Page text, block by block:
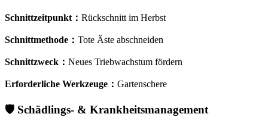
Schnittzeitpunkt ： Rückschnitt im Herbst
Schnittmethode ： Tote Äste abschneiden
Schnittzweck ： Neues Triebwachstum fördern
Erforderliche Werkzeuge ： Gartenschere
🛡️ Schädlings- & Krankheitsmanagement